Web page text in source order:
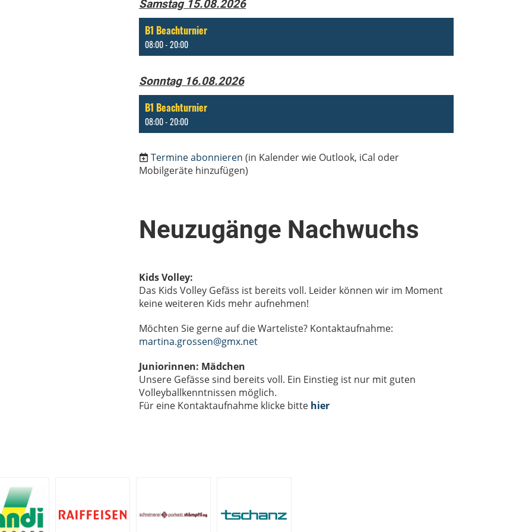
Samstag 15.08.2026
B1 Beachturnier
08:00 - 20:00
Sonntag 16.08.2026
B1 Beachturnier
08:00 - 20:00
Termine abonnieren (in Kalender wie Outlook, iCal oder
Mobilgeräte hinzufügen)
Neuzugänge Nachwuchs
Kids Volley:
Das Kids Volley Gefäss ist bereits voll. Leider können wir im Moment
keine weiteren Kids mehr aufnehmen!
Möchten Sie gerne auf die Warteliste? Kontaktaufnahme:
martina.grossen@gmx.net
Juniorinnen: Mädchen
Unsere Gefässe sind bereits voll. Ein Einstieg ist nur mit guten
Volleyballkenntnissen möglich.
Für eine Kontaktaufnahme klicke bitte hier